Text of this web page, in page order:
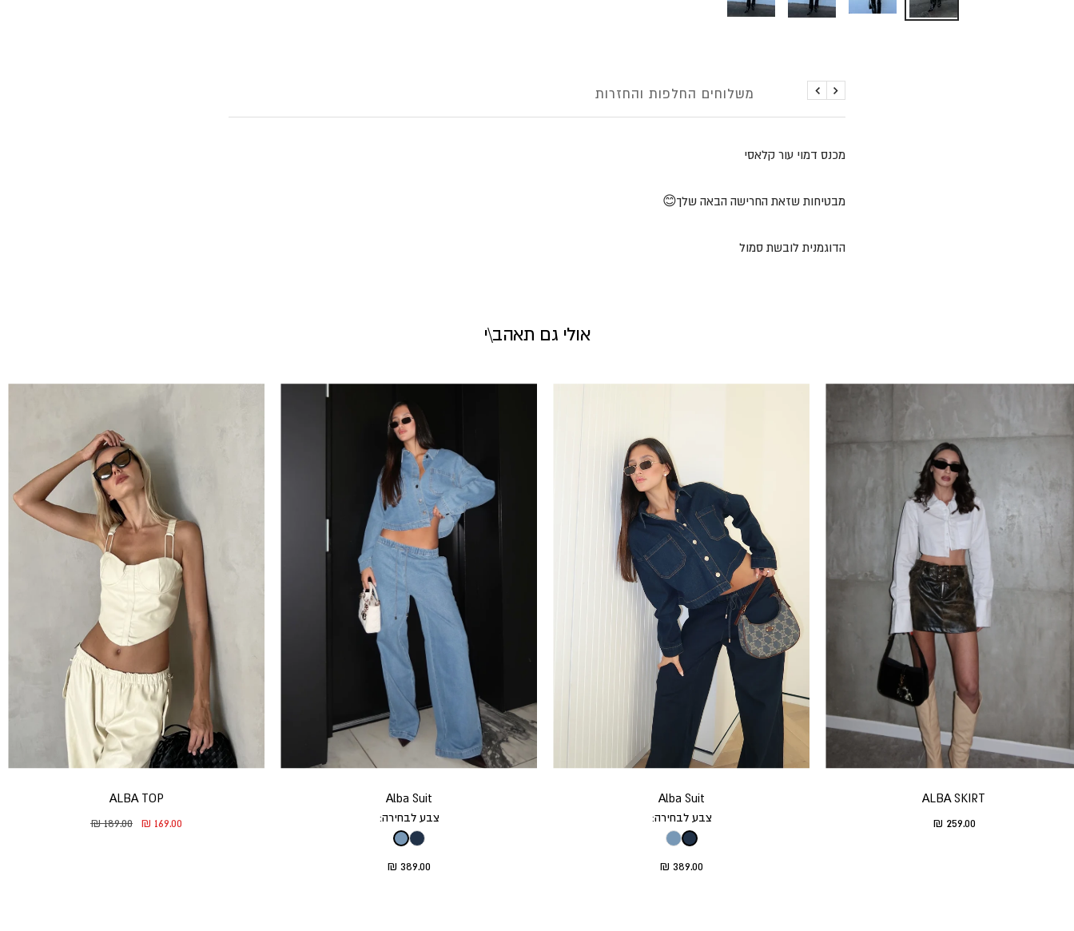
פירוט משלוחים החלפות והחזרות הקודם
הבא
מכנס דמוי עור קלאסי
מבטיחות שזאת החרישה הבאה שלך😊
הדוגמנית לובשת סמול
אולי גם תאהב\י
ALBA SKIRT
Translation missing: he.product.general.sale_price
259.00 ₪
Alba Suit
צבע לבחירה:
Translation missing: he.product.general.sale_price
389.00 ₪
Alba Suit
צבע לבחירה:
Translation missing: he.product.general.sale_price
389.00 ₪
ALBA TOP
he.product.general.sale_price
169.00 ₪
189.00 ₪